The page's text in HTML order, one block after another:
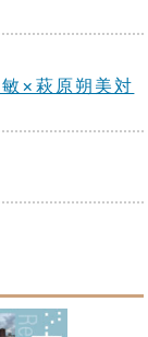
×萩原朔美対